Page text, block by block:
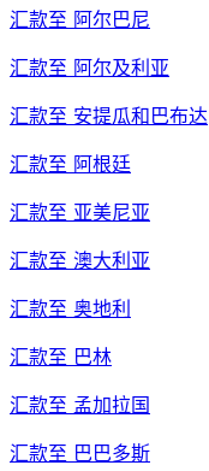
汇款至 阿尔巴尼
汇款至 阿尔及利亚
汇款至 安提瓜和巴布达
汇款至 阿根廷
汇款至 亚美尼亚
汇款至 澳大利亚
汇款至 奥地利
汇款至 巴林
汇款至 孟加拉国
汇款至 巴巴多斯